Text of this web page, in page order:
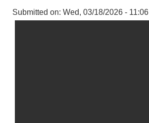
Submitted on: Wed, 03/18/2026 - 11:06